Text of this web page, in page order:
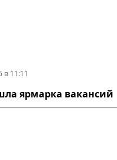
в 11:11
ярмарка вакансий